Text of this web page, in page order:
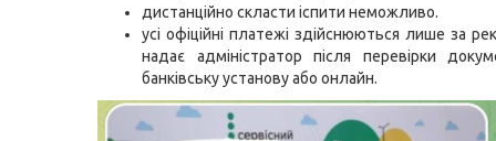
дистанційно скласти іспити неможливо.
усі офіційні платежі здійснюються лише за
надає адміністратор після перевірки
банківську установу або онлайн.